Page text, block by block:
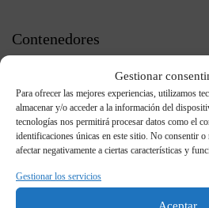
Gestionar
Para ofrecer las mejores experiencias, utilizamos
almacenar y/o acceder a la información del
tecnologías nos permitirá procesar datos como el
identificaciones únicas en este sitio. No consentir
afectar negativamente a ciertas características y
Gestionar los servicios
Aceptar
Contenedores